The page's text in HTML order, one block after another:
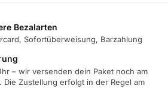
Bezalarten
Sofortüberweisung, Barzahlung
– wir versenden dein Paket noch am
Die Zustellung erfolgt in der Regel am